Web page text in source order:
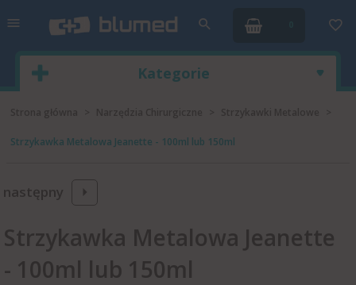
Kategorie
Strzykawka Metalowa Jeanette - 100ml lub 150ml
następny
Strzykawka Metalowa Jeanette
- 100ml lub 150ml